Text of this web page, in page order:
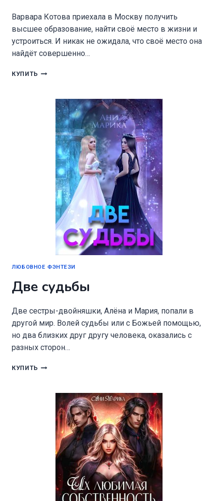
Варвара Котова приехала в Москву получить
высшее образование, найти своё место в жизни и
устроиться. И никак не ожидала, что своё место она
найдёт совершенно…
КУПИТЬ ЛЕГЕНДА
ЛЮБОВНОЕ ФЭНТЕЗИ
Две судьбы
Две сестры-двойняшки, Алёна и Мария, попали в
другой мир. Волей судьбы или с Божьей помощью,
но два близких друг другу человека, оказались с
разных сторон…
КУПИТЬ ДВЕ